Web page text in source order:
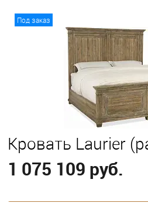
Под заказ
Кровать Laurier
1 075 109 руб.